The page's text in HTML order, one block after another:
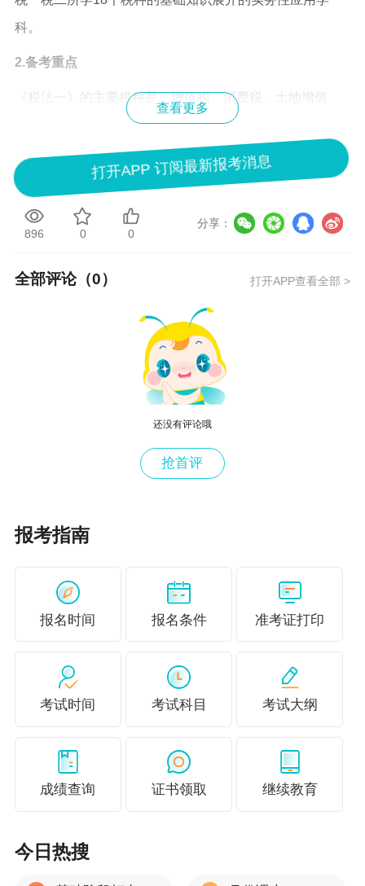
科。
2.备考重点
《税法一》的主要税种是：增值税、消费税、土地增值
《税法二》的主要税种是：企业所得税、个人所得税；
《涉税服务实务》的重点税种同上，必然会落到增值税和
企业所得税身上。同时，伴随着“金税四期”和增值税电子专
税收征收管理也成为考查的热点，虚开发票、代开发票及
《税法一》《税法二》以讲解18个税种的理论基础为主，
贯穿现行税法的各项条款，在每一税种中，围绕纳税人
（谁交税）、计税依据（拿什么算）、税率（乘以多
少）、税收优惠（给谁减免，减免力度）、应纳税额的计
《涉税服务实务》主要围绕税务师的工作展开，各税种的
应用的。
二》之后，《涉税服务实务》考查的基本上也是《税法
生，也建议选择第一年报考这三门，优先保证《税法一》
和《税法二》通过。
“三税”共同组成了税务师税法内容，三者之间内在联系很
查看更多
打开APP 订阅最新报考消息
896 0 0
分享：
全部评论（0） 打开APP查看全部 >
还没有评论哦
抢首评
报考指南
报名时间 报名条件 准考证打印
考试时间 考试科目 考试大纲
成绩查询 证书领取 继续教育
今日热搜